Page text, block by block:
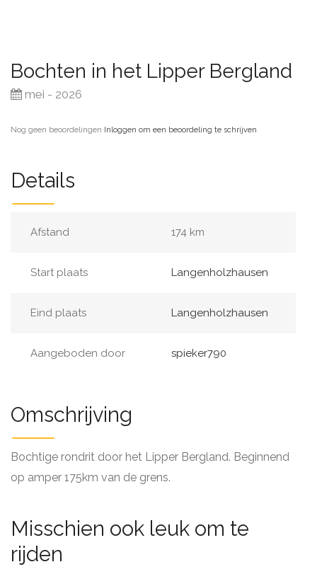
Bochten in het Lipper Bergland
mei - 2026
Nog geen beoordelingen·Inloggen om een beoordeling te schrijven
Details
Afstand 174 km
Start plaats Langenholzhausen
Eind plaats Langenholzhausen
Aangeboden door spieker790
Omschrijving
Bochtige rondrit door het Lipper Bergland. Beginnend
op amper 175km van de grens.
Misschien ook leuk om te
rijden